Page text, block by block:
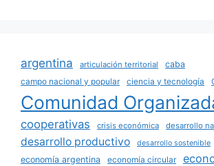
argentina articulación territorial
caba
campo nacional y popular
ciencia y tecnología
Comunidad
cooperativas crisis económica desarrollo
desarrollo productivo desarrollo sostenible
economía argentina economía circular